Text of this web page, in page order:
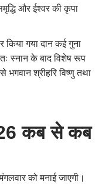
और ईश्वर की कृपा
किया गया दान कई गुना
स्नान के बाद विशेष रूप
श्रीहरि विष्णु तथा
कब सेकब
को मनाई जाएगी।